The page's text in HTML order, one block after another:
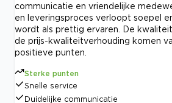
communicatie en vriendelijke
en leveringsproces verloopt soepel
wordt als prettig ervaren. De
de prijs-kwaliteitverhouding komen
positieve punten.
Sterke punten
Snelle service
Duidelijke communicatie